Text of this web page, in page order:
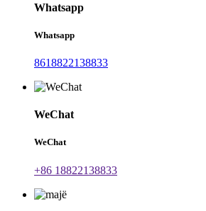
Whatsapp
Whatsapp
8618822138833
WeChat
WeChat
+86 18822138833